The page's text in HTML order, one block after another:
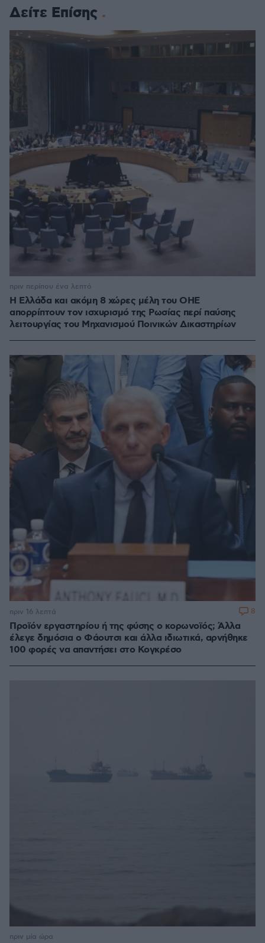
Δείτε Επίσης
Η Ελλάδα και ακόμη 8 χώρες μέλη του ΟΗΕ
απορρίπτουν τον ισχυρισμό της Ρωσίας περί παύσης
λειτουργίας του Μηχανισμού Ποινικών Δικαστηρίων
πριν περίπου ένα λεπτό
Προϊόν εργαστηρίου ή της φύσης ο κορωνοϊός; Άλλα
έλεγε δημόσια ο Φάουτσι και άλλα ιδιωτικά, αρνήθηκε
100 φορές να απαντήσει στο Κογκρέσο
πριν 16 λεπτά 8
πριν μία ώρα